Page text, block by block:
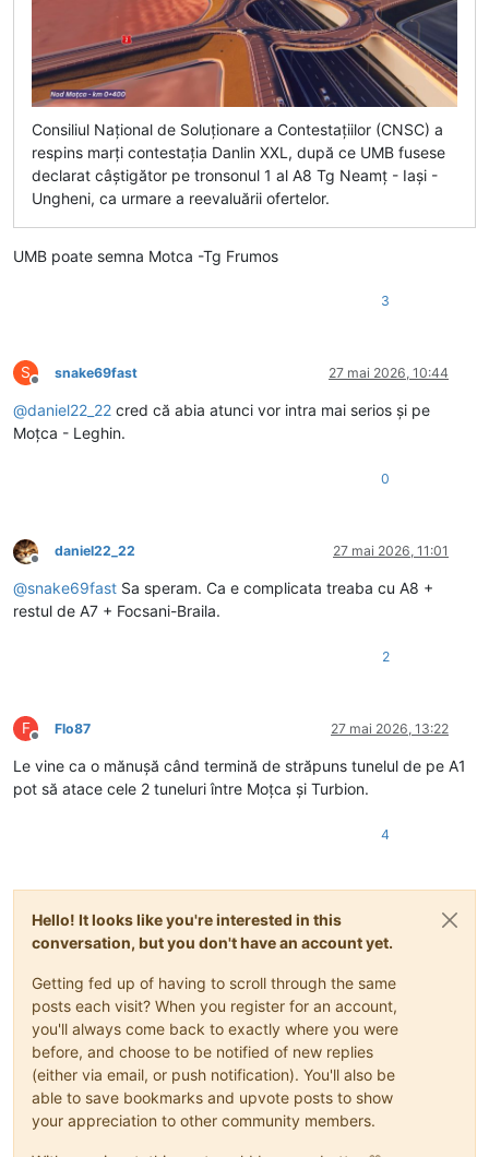
Consiliul Național de Soluționare a Contestațiilor (CNSC) a
respins marți contestația Danlin XXL, după ce UMB fusese
declarat câștigător pe tronsonul 1 al A8 Tg Neamț - Iași -
Ungheni, ca urmare a reevaluării ofertelor.
UMB poate semna Motca -Tg Frumos
3
S
Deconectat
snake69fast 27 mai 2026, 10:44
@daniel22_22 cred că abia atunci vor intra mai serios și pe
Moțca - Leghin.
0
Deconectat
daniel22_22 27 mai 2026, 11:01
@snake69fast Sa speram. Ca e complicata treaba cu A8 +
restul de A7 + Focsani-Braila.
2
F
Deconectat
Flo87 27 mai 2026, 13:22
Le vine ca o mănușă când termină de străpuns tunelul de pe A1
pot să atace cele 2 tuneluri între Moțca și Turbion.
4
Hello! It looks like you're interested in this
conversation, but you don't have an account yet.
Getting fed up of having to scroll through the same
posts each visit? When you register for an account,
you'll always come back to exactly where you were
before, and choose to be notified of new replies
(either via email, or push notification). You'll also be
able to save bookmarks and upvote posts to show
your appreciation to other community members.